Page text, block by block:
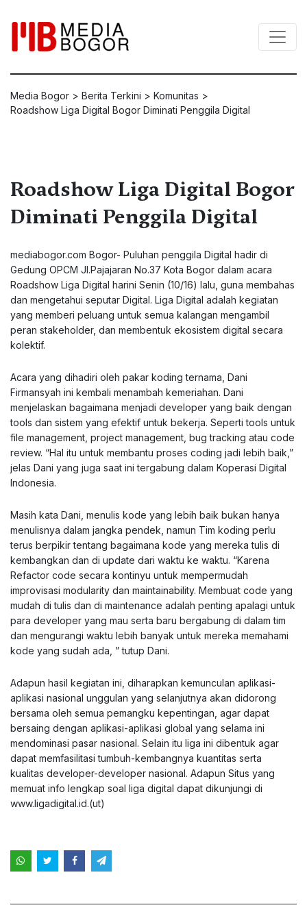
Media Bogor > Berita Terkini > Komunitas >
Roadshow Liga Digital Bogor Diminati Penggila Digital
Roadshow Liga Digital Bogor
Diminati Penggila Digital
mediabogor.com Bogor- Puluhan penggila Digital hadir di
Gedung OPCM Jl.Pajajaran No.37 Kota Bogor dalam acara
Roadshow Liga Digital harini Senin (10/16) lalu, guna membahas
dan mengetahui seputar Digital. Liga Digital adalah kegiatan
yang memberi peluang untuk semua kalangan mengambil
peran stakeholder, dan membentuk ekosistem digital secara
kolektif.
Acara yang dihadiri oleh pakar koding ternama, Dani
Firmansyah ini kembali menambah kemeriahan. Dani
menjelaskan bagaimana menjadi developer yang baik dengan
tools dan sistem yang efektif untuk bekerja. Seperti tools untuk
file management, project management, bug tracking atau code
review. “Hal itu untuk membantu proses coding jadi lebih baik,”
jelas Dani yang juga saat ini tergabung dalam Koperasi Digital
Indonesia.
Masih kata Dani, menulis kode yang lebih baik bukan hanya
menulisnya dalam jangka pendek, namun Tim koding perlu
terus berpikir tentang bagaimana kode yang mereka tulis di
kembangkan dan di update dari waktu ke waktu. “Karena
Refactor code secara kontinyu untuk mempermudah
improvisasi modularity dan maintainability. Membuat code yang
mudah di tulis dan di maintenance adalah penting apalagi untuk
para developer yang mau serta baru bergabung di dalam tim
dan mengurangi waktu lebih banyak untuk mereka memahami
kode yang sudah ada, ” tutup Dani.
Adapun hasil kegiatan ini, diharapkan kemunculan aplikasi-
aplikasi nasional unggulan yang selanjutnya akan didorong
bersama oleh semua pemangku kepentingan, agar dapat
bersaing dengan aplikasi-aplikasi global yang selama ini
mendominasi pasar nasional. Selain itu liga ini dibentuk agar
dapat memfasilitasi tumbuh-kembangnya kuantitas serta
kualitas developer-developer nasional. Adapun Situs yang
memuat info lengkap soal liga digital dapat dikunjungi di
www.ligadigital.id.(ut)